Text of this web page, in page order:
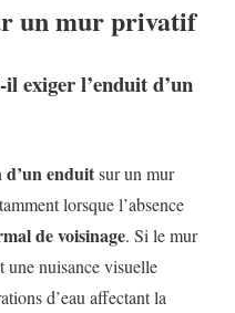
un mur privatif
exiger l’enduit d’un
enduitsur un mur
lorsque l’absence
de voisinage. Si le mur
une nuisance visuelle
d’eau affectant la